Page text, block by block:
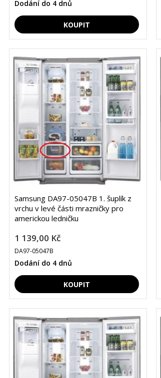
Dodání do 4 dnů
Samsung DA97-05047B 1. šuplík z
vrchu v levé části mrazničky pro
americkou ledničku
1 139,00 Kč
DA97-05047B
Dodání do 4 dnů